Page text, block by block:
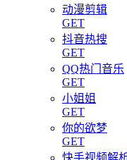
动漫剪辑
GET
抖音热搜
GET
QQ热门音乐
GET
小姐姐
GET
你的欲梦
GET
快手视频解